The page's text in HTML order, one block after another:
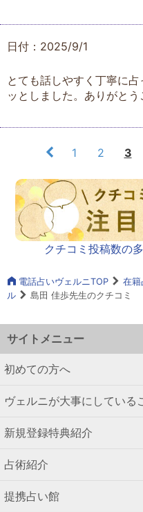
日付：2025/9/1
とても話しやすく丁寧に
ッとしました。ありがとう
1 2 3
クチコミ投稿数の
電話占いヴェルニTOP 在籍
ル
島田 佳歩先生のクチコミ
サイトメニュー
初めての方へ
ヴェルニが大事にしている
新規登録特典紹介
占術紹介
提携占い館